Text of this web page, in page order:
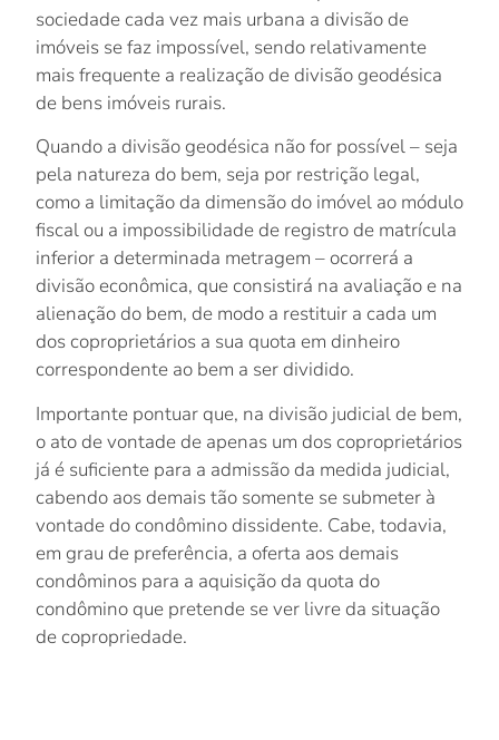
sociedade cada vez mais urbana a divisão de
imóveis se faz impossível, sendo relativamente
mais frequente a realização de divisão geodésica
de bens imóveis rurais.
Quando a divisão geodésica não for possível – seja
pela natureza do bem, seja por restrição legal,
como a limitação da dimensão do imóvel ao módulo
fiscal ou a impossibilidade de registro de matrícula
inferior a determinada metragem – ocorrerá a
divisão econômica, que consistirá na avaliação e na
alienação do bem, de modo a restituir a cada um
dos coproprietários a sua quota em dinheiro
correspondente ao bem a ser dividido.
Importante pontuar que, na divisão judicial de bem,
o ato de vontade de apenas um dos coproprietários
já é suficiente para a admissão da medida judicial,
cabendo aos demais tão somente se submeter à
vontade do condômino dissidente. Cabe, todavia,
em grau de preferência, a oferta aos demais
condôminos para a aquisição da quota do
condômino que pretende se ver livre da situação
de copropriedade.